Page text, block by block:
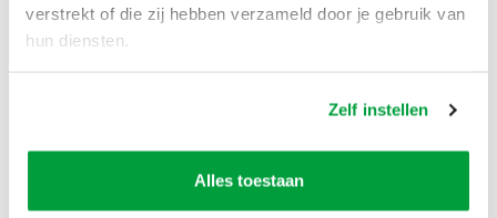
verstrekt of die zij hebben verzameld door je gebruik van
hun diensten.
Zelf instellen
Alles toestaan
Bestel direct je container